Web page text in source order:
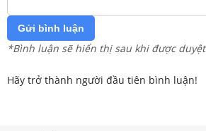
Gửi bình luận
*Bình luận sẽ hiển thị sau khi được duyệt
Hãy trở thành người đầu tiên bình luận!